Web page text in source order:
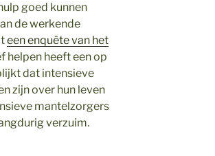
goed kunnen
de werkende
een enquête van het
helpen heeft een op
dat intensieve
zijn over hun leven
mantelzorgers
verzuim.